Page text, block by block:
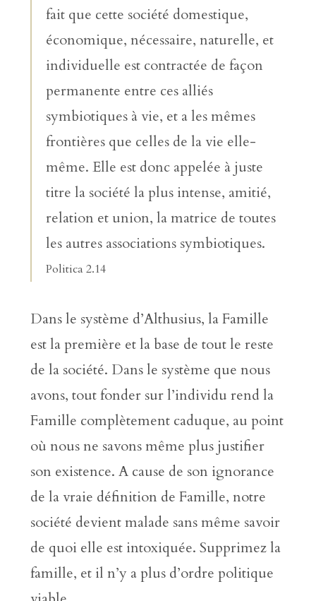
fait que cette société domestique,
économique, nécessaire, naturelle, et
individuelle est contractée de façon
permanente entre ces alliés
symbiotiques à vie, et a les mêmes
frontières que celles de la vie elle-
même. Elle est donc appelée à juste
titre la société la plus intense, amitié,
relation et union, la matrice de toutes
les autres associations symbiotiques.
Politica 2.14
Dans le système d’Althusius, la Famille
est la première et la base de tout le reste
de la société. Dans le système que nous
avons, tout fonder sur l’individu rend la
Famille complètement caduque, au point
où nous ne savons même plus justifier
son existence. A cause de son ignorance
de la vraie définition de Famille, notre
société devient malade sans même savoir
de quoi elle est intoxiquée. Supprimez la
famille, et il n’y a plus d’ordre politique